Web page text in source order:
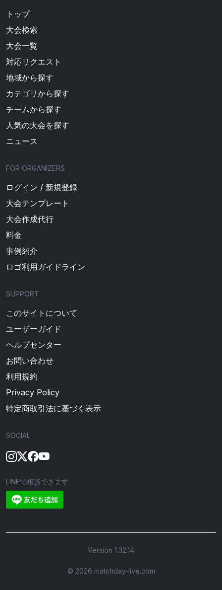
トップ
大会検索
大会一覧
対応リクエスト
地域から探す
カテゴリから探す
チームから探す
人気の大会を探す
ニュース
FOR ORGANIZERS
ログイン / 新規登録
大会テンプレート
大会作成代行
料金
事例紹介
ロゴ利用ガイドライン
SUPPORT
このサイトについて
ユーザーガイド
ヘルプセンター
お問い合わせ
利用規約
Privacy Policy
特定商取引法に基づく表示
SOCIAL
LINEで相談できます
Version 1.32.14
©︎ 2026 matchday-live.com